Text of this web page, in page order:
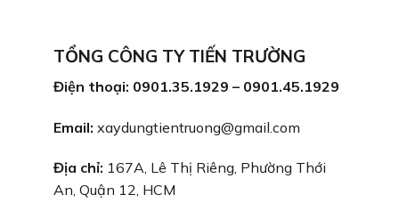
TỔNG CÔNG TY TIẾN TRƯỜNG
Điện thoại: 0901.35.1929 – 0901.45.1929
Email: xaydungtientruong@gmail.com
Địa chỉ: 167A, Lê Thị Riêng, Phường Thới
An, Quận 12, HCM